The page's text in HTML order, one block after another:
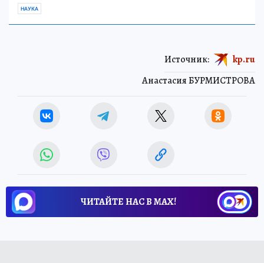
НАУКА
Анастасия БУРМИСТРОВА
Источник: kp.ru
ЧИТАЙТЕ НАС В МАХ!